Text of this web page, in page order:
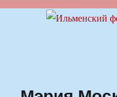
Ильменский